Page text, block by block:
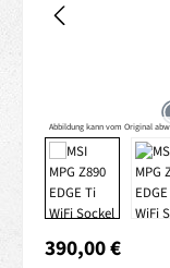
Abbildung kann vom Original
Regulärer Preis:
390,00 €